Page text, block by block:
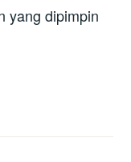
yang dipimpin